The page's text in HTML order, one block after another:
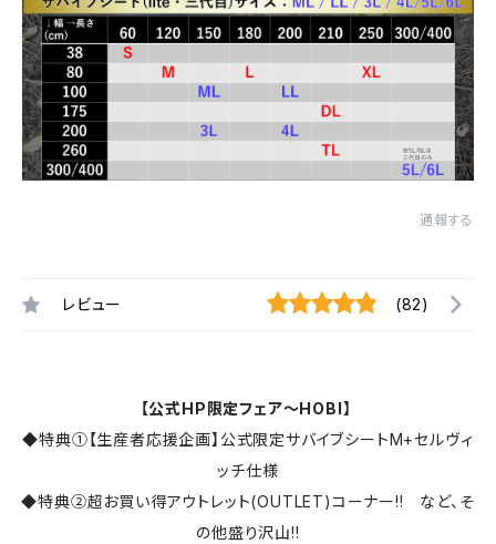
通報する
レビュー (82)
【公式HP限定フェア～HOBI】
◆特典①【生産者応援企画】公式限定サバイブシートM+セルヴィ
ッチ仕様
◆特典②超お買い得アウトレット(OUTLET)コーナー!! など、そ
の他盛り沢山!!